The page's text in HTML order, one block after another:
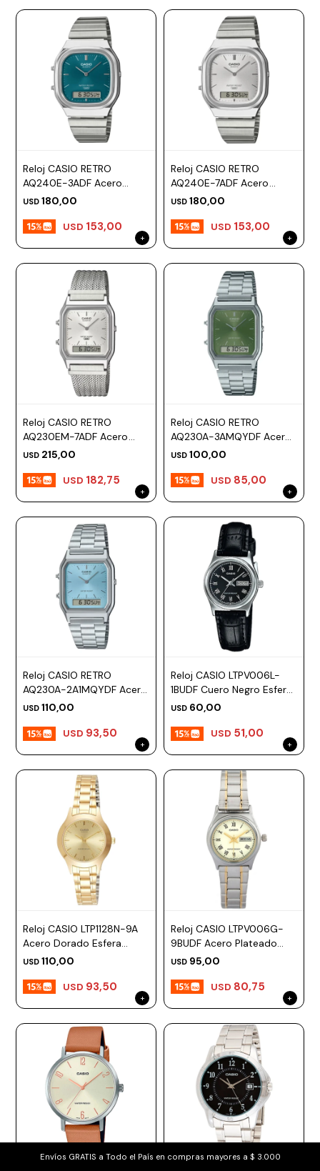
Envíos GRATIS a Todo el País en compras mayores a $ 3.000
Reloj CASIO RETRO
AQ240E-3ADF Acero
Plateado Esfera 36mm
USD 180,00
USD 153,00
Reloj CASIO RETRO
AQ240E-7ADF Acero
Plateado Esfera 36mm
USD 180,00
USD 153,00
Reloj CASIO RETRO
AQ230EM-7ADF Acero
Plateado Esfera 30mm
USD 215,00
USD 182,75
Reloj CASIO RETRO
AQ230A-3AMQYDF Acero
Plateado Esfera 30mm
USD 100,00
USD 85,00
Reloj CASIO RETRO
AQ230A-2A1MQYDF Acero
Plateado Esfera 30mm
USD 110,00
USD 93,50
Reloj CASIO LTPV006L-
1BUDF Cuero Negro Esfera
25mm
USD 60,00
USD 51,00
Reloj CASIO LTP1128N-9A
Acero Dorado Esfera
27mm
USD 110,00
USD 93,50
Reloj CASIO LTPV006G-
9BUDF Acero Plateado
Esfera 25mm
USD 95,00
USD 80,75